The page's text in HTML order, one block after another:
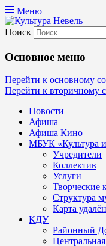
Меню
Культура
МБУК
Поиск
Основное меню
Перейти к основному
Перейти к вторичному
Новости
Афиша
Афиша Кино
МБУК «Культура и
Учредители
Коллектив
Услуги
Творческие
Структура
Карта
КДУ
Районный